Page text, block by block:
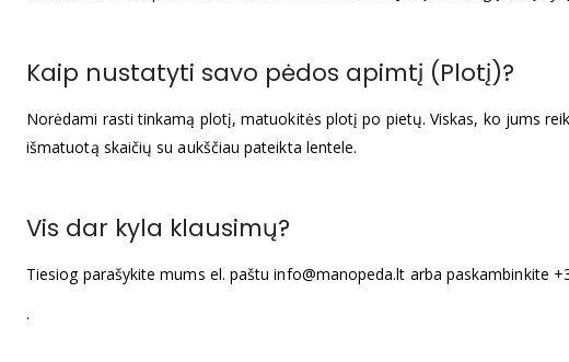
Kaip nustatyti savo pėdos apimtį (Plotį)?
Norėdami rasti tinkamą plotį, matuokitės plotį po pietų. Viskas, ko jums
išmatuotą skaičių su aukščiau pateikta lentele.
Vis dar kyla klausimų?
Tiesiog parašykite mums el. paštu info@manopeda.lt arba paskambinkite
.